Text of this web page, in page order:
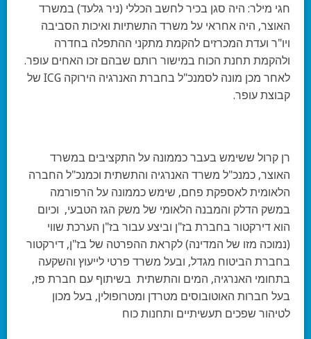
חגי מילר: היה סגן בכיר לחשב הכללי (ניר גלעד) במשרד
האוצר, היה אחראי על משרד התשתיות ואיכות הסביבה
ויו"ר ועדת המכרזים להקמת מתקני ההתפלה בחדרה
ולהקמת תחנת הכוח במישור רותם שבהם זכו האחים עופר.
לאחר מכן מונה לסמנכ"ל בחברת האנרגיה הירוקה ICG של
קבוצת עופר.
רן קרול ששימש בעבר כממונה על התקציבים במשרד
האוצר, כמנכ"ל משרד האנרגיה והתשתית וכמנכ"ל החברה
הלאומית לאספקת פחם, שימש כממונה על הרפורמה
במשק הדלק והמבנה הלאומי של משק הגז הטבעי, וכיום
הוא דירקטור בחברת בז"ן וביצע עבור בז"ן הערכת שווי
(נמוכה מזו של המדינה) לקראת ההפרטה של בז"ן, דירקטור
בחברת הביטוח מגדל, ובעל משרד פרטי לייעוץ והשקעה
בתחומי האנרגיה, המים והתשתית בשיתוף עם חברת פז,
בעל חברות האוטובוסים מטרדן ומטרופולין, בעל מכון
לטיהור שפכים תעשיתיים ותחנות כוח